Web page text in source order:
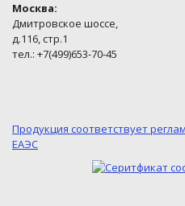
Москва:
Дмитровское шоссе,
д.116, стр.1
тел.: +7(499)653-70-45
Продукция соответствует
ЕАЭС